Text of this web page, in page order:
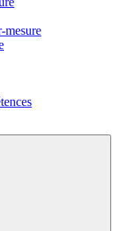
mesure